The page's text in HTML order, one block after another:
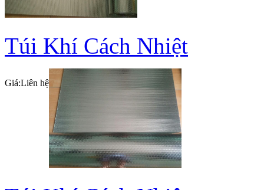
Túi Khí Cách Nhiệt
Giá:Liên hệ